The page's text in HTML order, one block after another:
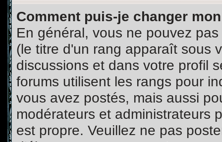
Comment puis-je changer
En général, vous ne pouvez
(le titre d'un rang apparaît sous
discussions et dans votre profil
forums utilisent les rangs pour
vous avez postés, mais aussi
modérateurs et administrateurs
est propre. Veuillez ne pas